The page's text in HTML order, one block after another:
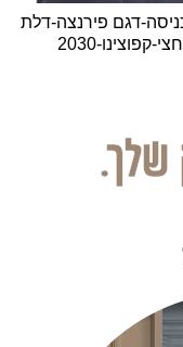
דגם פירנצה-דלת
קפוצינו-2030
שלך.